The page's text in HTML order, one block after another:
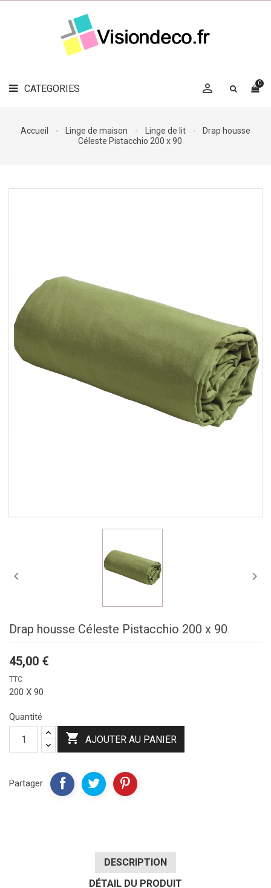
CATEGORIES 0

LE
MAG
DÉCO

DÉCO
Accueil Linge de maison Linge de lit
Drap housse
Céleste Pistacchio 200 x 90
 
Drap housse Céleste Pistacchio 200 x 90
45,00 €
TTC
200 X 90
Quantité
 AJOUTER AU PANIER
Partager
DESCRIPTION
DÉTAIL DU PRODUIT